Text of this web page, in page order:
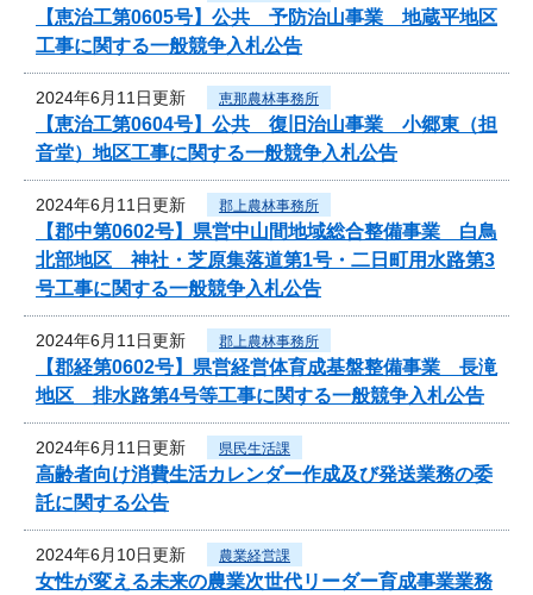
【恵治工第0605号】公共 予防治山事業 地蔵平地区
工事に関する一般競争入札公告
2024年6月11日更新 恵那農林事務所
【恵治工第0604号】公共 復旧治山事業 小郷東（担
音堂）地区工事に関する一般競争入札公告
2024年6月11日更新 郡上農林事務所
【郡中第0602号】県営中山間地域総合整備事業 白鳥
北部地区 神社・芝原集落道第1号・二日町用水路第3
号工事に関する一般競争入札公告
2024年6月11日更新 郡上農林事務所
【郡経第0602号】県営経営体育成基盤整備事業 長滝
地区 排水路第4号等工事に関する一般競争入札公告
2024年6月11日更新 県民生活課
高齢者向け消費生活カレンダー作成及び発送業務の委
託に関する公告
2024年6月10日更新 農業経営課
女性が変える未来の農業次世代リーダー育成事業業務